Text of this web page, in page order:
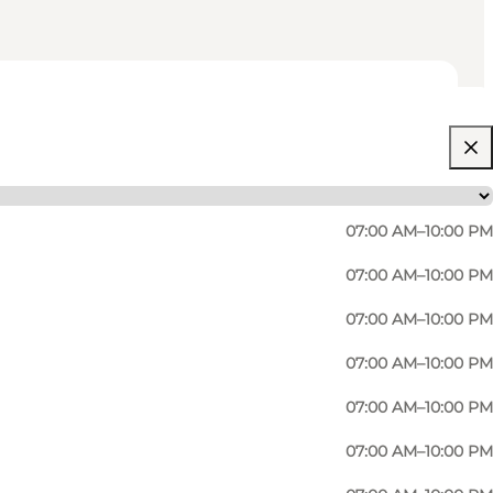
07:00 AM–10:00 PM
07:00 AM–10:00 PM
07:00 AM–10:00 PM
07:00 AM–10:00 PM
07:00 AM–10:00 PM
07:00 AM–10:00 PM